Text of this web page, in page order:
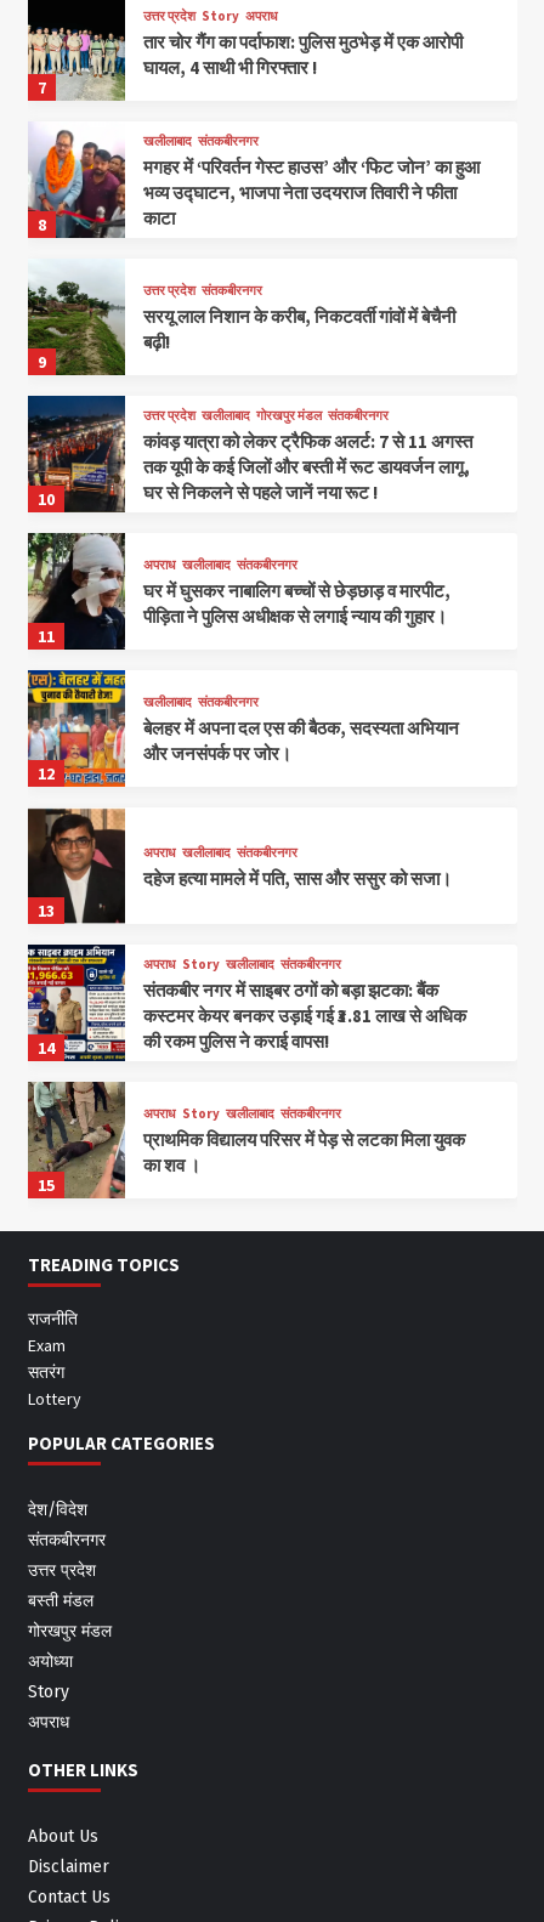
7
उत्तर प्रदेश Story अपराध
तार चोर गैंग का पर्दाफाश: पुलिस मुठभेड़ में एक आरोपी
घायल, 4 साथी भी गिरफ्तार !
8
खलीलाबाद संतकबीरनगर
मगहर में ‘परिवर्तन गेस्ट हाउस’ और ‘फिट जोन’ का हुआ
भव्य उद्घाटन, भाजपा नेता उदयराज तिवारी ने फीता
काटा
9
उत्तर प्रदेश संतकबीरनगर
सरयू लाल निशान के करीब, निकटवर्ती गांवों में बेचैनी
बढ़ी!
10
उत्तर प्रदेश खलीलाबाद गोरखपुर मंडल संतकबीरनगर
कांवड़ यात्रा को लेकर ट्रैफिक अलर्ट: 7 से 11 अगस्त
तक यूपी के कई जिलों और बस्ती में रूट डायवर्जन लागू,
घर से निकलने से पहले जानें नया रूट !
11
अपराध खलीलाबाद संतकबीरनगर
घर में घुसकर नाबालिग बच्चों से छेड़छाड़ व मारपीट,
पीड़िता ने पुलिस अधीक्षक से लगाई न्याय की गुहार।
12
खलीलाबाद संतकबीरनगर
बेलहर में अपना दल एस की बैठक, सदस्यता अभियान
और जनसंपर्क पर जोर।
13
अपराध खलीलाबाद संतकबीरनगर
दहेज हत्या मामले में पति, सास और ससुर को सजा।
14
अपराध Story खलीलाबाद संतकबीरनगर
संतकबीर नगर में साइबर ठगों को बड़ा झटका: बैंक
कस्टमर केयर बनकर उड़ाई गई ₹3.81 लाख से अधिक
की रकम पुलिस ने कराई वापस!
15
अपराध Story खलीलाबाद संतकबीरनगर
प्राथमिक विद्यालय परिसर में पेड़ से लटका मिला युवक
का शव ।
TREADING TOPICS
राजनीति
Exam
सतरंग
Lottery
POPULAR CATEGORIES
देश/विदेश
संतकबीरनगर
उत्तर प्रदेश
बस्ती मंडल
गोरखपुर मंडल
अयोध्या
Story
अपराध
OTHER LINKS
About Us
Disclaimer
Contact Us